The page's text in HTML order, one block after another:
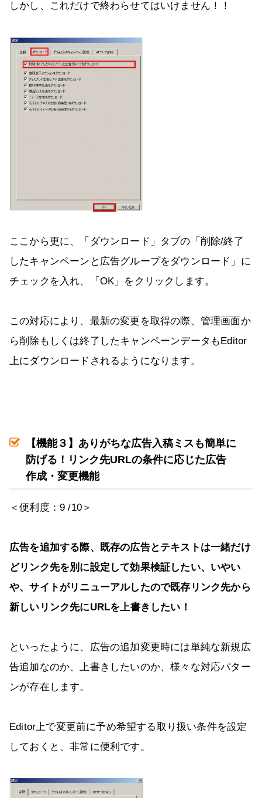
しかし、これだけで終わらせてはいけません！！
ここから更に、「ダウンロード」タブの「削除/終了
したキャンペーンと広告グループをダウンロード」に
チェックを入れ、「OK」をクリックします。
この対応により、最新の変更を取得の際、管理画面か
ら削除もしくは終了したキャンペーンデータもEditor
上にダウンロードされるようになります。
【機能３】ありがちな広告入稿ミスも簡単に
防げる！リンク先URLの条件に応じた広告
作成・変更機能
＜便利度：9 /10＞
広告を追加する際、 既存の広告とテキストは一緒だけ
どリンク先を別に設定して効果検証したい、いやい
や、サイトがリニューアルしたので既存リンク先から
新しいリンク先にURLを上書きしたい！
といったように、広告の追加変更時には単純な新規広
告追加なのか、上書きしたいのか、様々な対応パター
ンが存在します。
Editor上で変更前に予め希望する取り扱い条件を設定
しておくと、非常に便利です。